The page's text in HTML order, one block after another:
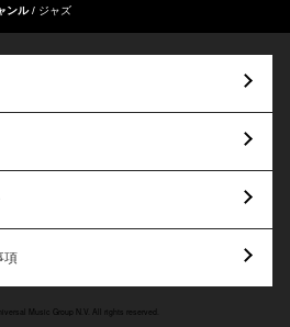
ンル ジャズ
項
Music Group N.V. All rights reserved.